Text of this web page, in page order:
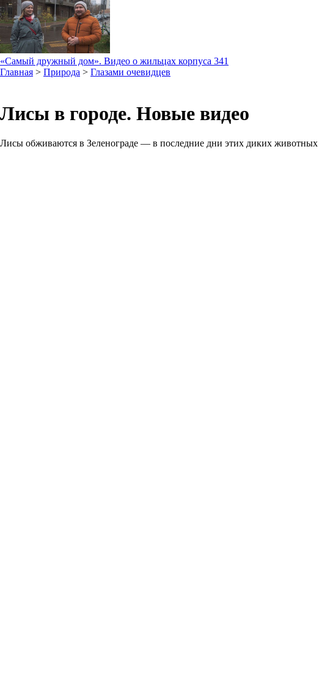
«Самый дружный дом». Видео о жильцах корпуса 341
Главная > Природа > Глазами очевидцев
Лисы в городе. Новые видео
Лисы обживаются в Зеленограде — в последние дни этих диких